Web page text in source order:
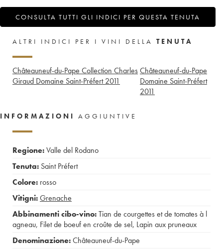
CONSULTA TUTTI GLI INDICI PER QUESTA TENUTA
ALTRI INDICI PER I VINI DELLA TENUTA
Châteauneuf-du-Pape Collection Charles
Giraud Domaine Saint-Préfert 2011
Châteauneuf-du-Pape
Domaine Saint-Préfert
2011
INFORMAZIONI AGGIUNTIVE
Regione:Valle del Rodano
Tenuta: Saint Préfert
Colore: rosso
Vitigni:Grenache
Abbinamenti cibo-vino:Tian de courgettes et de tomates à l
agneau, Filet de boeuf en croûte de sel, Lapin aux pruneaux
Denominazione:Châteauneuf-du-Pape